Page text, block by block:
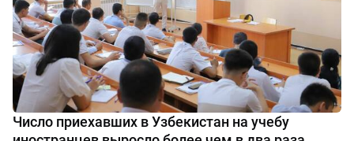
Число приехавших в Узбекистан на учебу